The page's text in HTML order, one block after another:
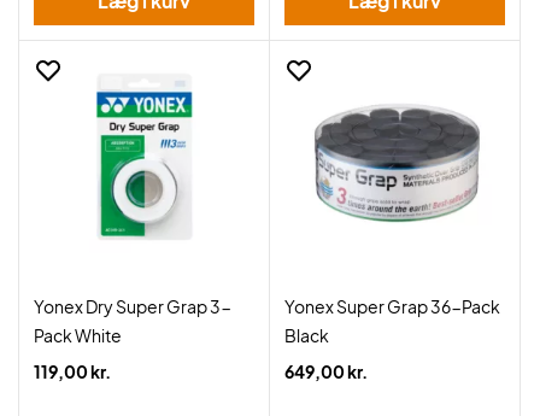
Yonex Dry Super Grap 3-
Pack White
119,00 kr.
Yonex Super Grap 36-Pack
Black
649,00 kr.